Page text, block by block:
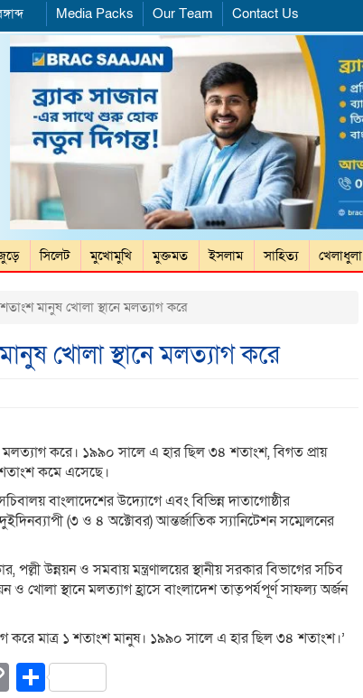
Media Packs Our Team Contact Us
সিলেট মুখোমুখি মুক্তমত ইসলাম সাহিত্য খেলাধুলা
মানুষ খোলা স্থানে মলত্যাগ করে
খোলা স্থানে মলত্যাগ করে
মলত্যাগ করে। ১৯৯০ সালে এ হার ছিল ৩৪ শতাংশ, বিগত প্রায়
কমে এসেছে।
বাংলাদেশের উদ্যোগে এবং বিভিন্ন দাতাগোষ্ঠীর
(৩ ও ৪ অক্টোবর) আন্তর্জাতিক স্যানিটেশন সম্মেলনের
পল্লী উন্নয়ন ও সমবায় মন্ত্রণালয়ের স্থানীয় সরকার বিভাগের সচিব
ও খোলা স্থানে মলত্যাগ হ্রাসে বাংলাদেশ তাত্পর্যপূর্ণ সাফল্য অর্জন
করে মাত্র ১ শতাংশ মানুষ। ১৯৯০ সালে এ হার ছিল ৩৪ শতাংশ।’
CopyShare